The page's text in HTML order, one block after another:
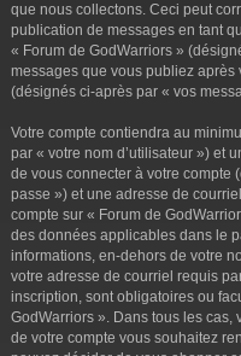
que nous collectons. Ceci peut
publication de messages en tant
« Forum de GodWarriors »
messages que vous publiez
(désignés ci-après par « vos
Votre compte contiendra au
par « votre nom d’utilisateur ») et
de vous connecter à votre compte
passe ») et une adresse de
compte sur « Forum de
des données applicables dans le
informations, en-dehors de votre
votre adresse de courriel requis
inscription, sont obligatoires ou
GodWarriors ». Dans tous les
de votre compte vous souhaitez